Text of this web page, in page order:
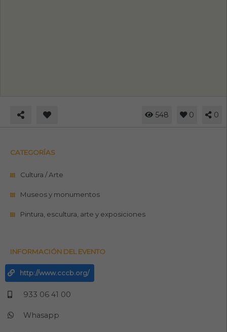
548 0 0
CATEGORÍAS
Cultura / Arte
Museos y monumentos
Pintura, escultura, arte y exposiciones
INFORMACIÓN DEL EVENTO
http://www.cccb.org/
933 06 41 00
Whasapp